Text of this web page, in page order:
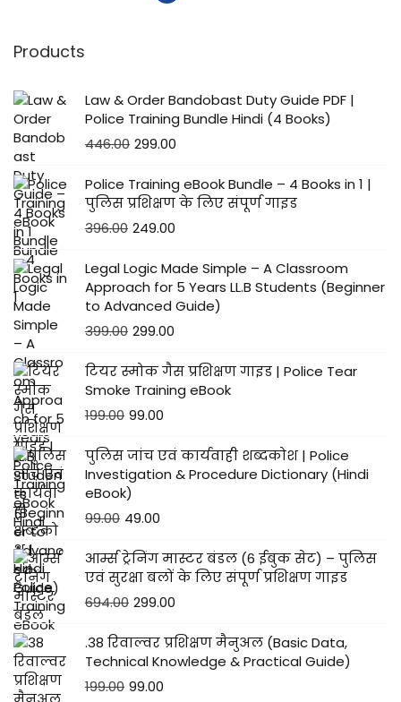
Products
Law & Order Bandobast Duty Guide PDF |
Police Training Bundle Hindi (4 Books)
446.00 299.00
Police Training eBook Bundle – 4 Books in 1 |
पुलिस प्रशिक्षण के लिए संपूर्ण गाइड
396.00 249.00
Legal Logic Made Simple – A Classroom
Approach for 5 Years LL.B Students (Beginner
to Advanced Guide)
399.00 299.00
टियर स्मोक गैस प्रशिक्षण गाइड | Police Tear
Smoke Training eBook
199.00 99.00
पुलिस जांच एवं कार्यवाही शब्दकोश | Police
Investigation & Procedure Dictionary (Hindi
eBook)
99.00 49.00
आर्म्स ट्रेनिंग मास्टर बंडल (6 ईबुक सेट) – पुलिस
एवं सुरक्षा बलों के लिए संपूर्ण प्रशिक्षण गाइड
694.00 299.00
.38 रिवाल्वर प्रशिक्षण मैनुअल (Basic Data,
Technical Knowledge & Practical Guide)
199.00 99.00